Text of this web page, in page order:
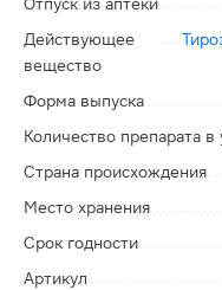
Действующее
вещество
Форма выпуска
Количество препарата в
Страна происхождения
Место хранения
Срок годности
Артикул